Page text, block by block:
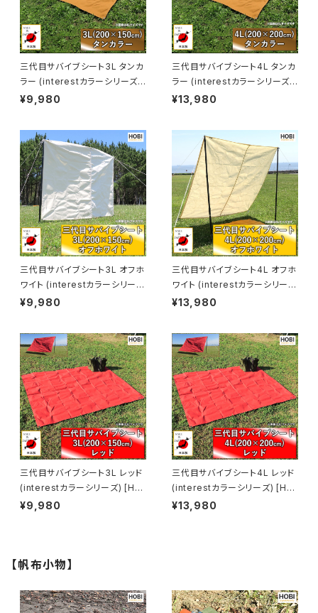
三代目サバイブシート3L タンカ
ラー (interestカラーシリーズ)
[HOBI]【日本製】極軽上質帆布
ト 頑丈ハトメ×4 キャンプ アウト
ドア レジャー マット 海 ビーチ
おしゃれ タン [MADE IN JAPA
N]
¥9,980
三代目サバイブシート4L タンカ
ラー (interestカラーシリーズ)
[HOBI]【日本製】極軽上質帆布
ート 頑丈ハトメ×4 キャンプ ア
ウトドア レジャー マット 海 ビー
チ おしゃれ タン [MADE IN JA
PAN]
¥13,980
三代目サバイブシート3L オフホ
ワイト (interestカラーシリー
ズ) [HOBI]【日本製】極軽上質
量 マルチシート 頑丈ハトメ×4
キャンプ アウトドア レジャー マ
ット 海 ビーチ おしゃれ 白 [MA
DE IN JAPAN]
¥9,980
三代目サバイブシート4L オフホ
ワイト (interestカラーシリー
ズ) [HOBI]【日本製】極軽上質
チシート 頑丈ハトメ×4 キャンプ
アウトドア レジャー マット 海 ビ
ーチ おしゃれ 白 [MADE IN JA
PAN]
¥13,980
三代目サバイブシート3L レッド
(interestカラーシリーズ) [HO
BI]【日本製】極軽上質帆布 グラ
ア レジャー マット 海 ビーチ お
¥9,980
三代目サバイブシート4L レッド
(interestカラーシリーズ) [HO
BI]【日本製】極軽上質帆布 グラ
¥13,980
【帆布小物】